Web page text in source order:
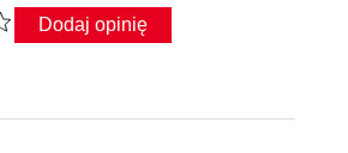
Dodaj opinię